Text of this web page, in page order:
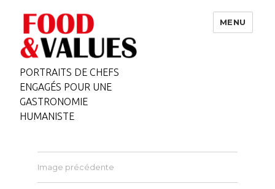
PORTRAITS DE CHEFS
ENGAGÉS POUR UNE
GASTRONOMIE
HUMANISTE
MENU
Image précédente